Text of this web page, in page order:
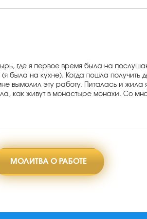
где я первое время была на
была на кухне). Когда пошла
вымолил эту работу. Питалась и
как живут в монастыре монахи. Со
МОЛИТВА О РАБОТЕ